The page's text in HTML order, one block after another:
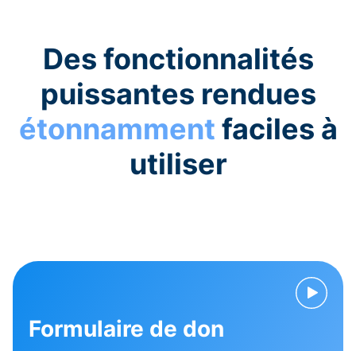
Des fonctionnalités
puissantes rendues
étonnamment faciles à
utiliser
Formulaire de don